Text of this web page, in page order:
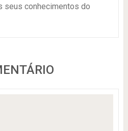
seus conhecimentos do